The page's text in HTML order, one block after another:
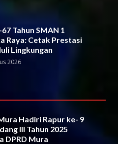
Tahun SMAN 1
Raya: Cetak Prestasi
Lingkungan
2026
Hadiri Rapur ke- 9
III Tahun 2025
DPRD Mura